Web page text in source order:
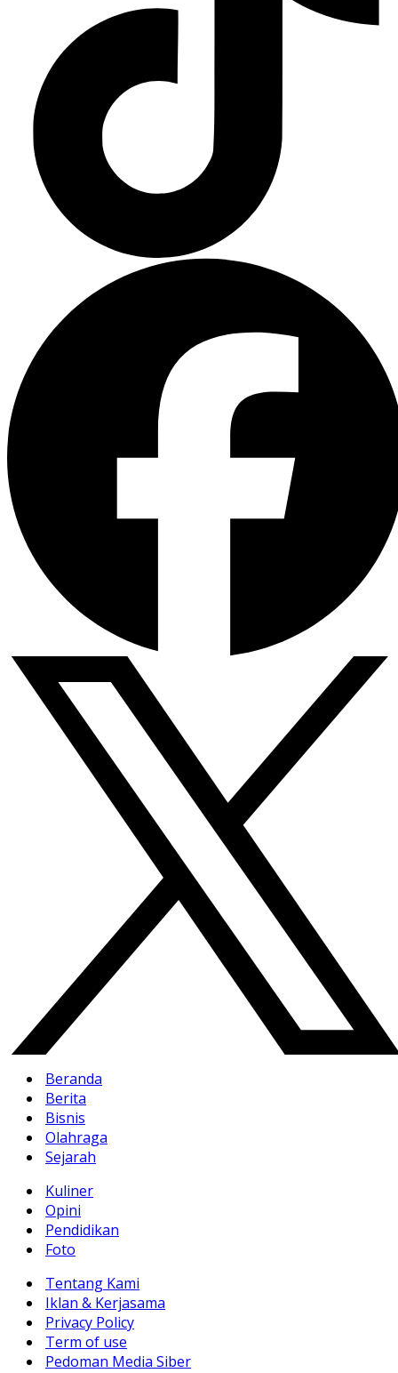
Beranda
Berita
Bisnis
Olahraga
Sejarah
Kuliner
Opini
Pendidikan
Foto
Tentang Kami
Iklan & Kerjasama
Privacy Policy
Term of use
Pedoman Media Siber